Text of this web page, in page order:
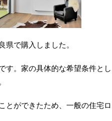
で購入しました。
す。家の具体的な希望条件とし
とができたため、一般の住宅ロ